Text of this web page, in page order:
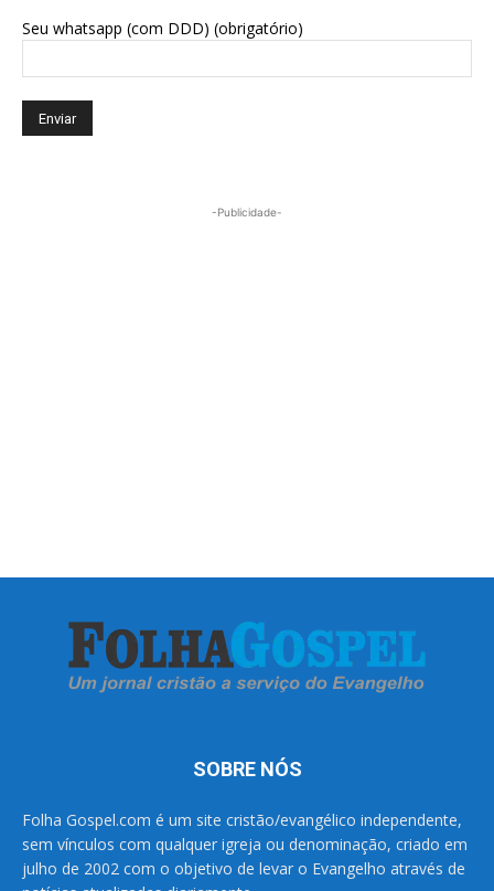
Seu whatsapp (com DDD) (obrigatório)
-Publicidade-
SOBRE NÓS
Folha Gospel.com é um site cristão/evangélico independente,
sem vínculos com qualquer igreja ou denominação, criado em
julho de 2002 com o objetivo de levar o Evangelho através de